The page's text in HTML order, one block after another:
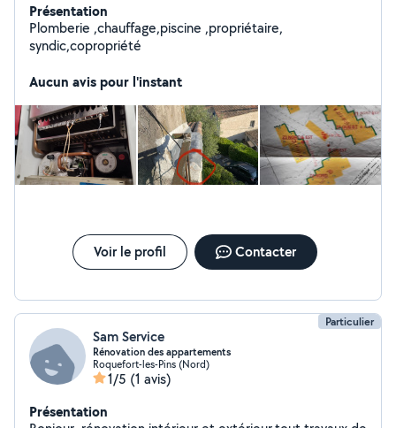
Présentation
Plomberie ,chauffage,piscine ,propriétaire,
syndic,copropriété
Aucun avis pour l'instant
Voir le profil Contacter
Particulier
Sam Service
Rénovation des appartements
Roquefort-les-Pins (Nord)
1/5 (1 avis)
Présentation